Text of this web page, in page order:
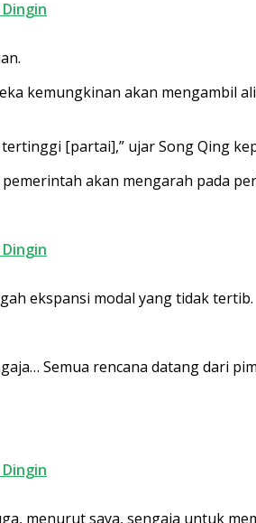
kemungkinan akan mengambil
[partai],” ujar Song Qing
akan mengarah pada
ekspansi modal yang tidak tertib.
Semua rencana datang dari
menurut saya, sengaja untuk